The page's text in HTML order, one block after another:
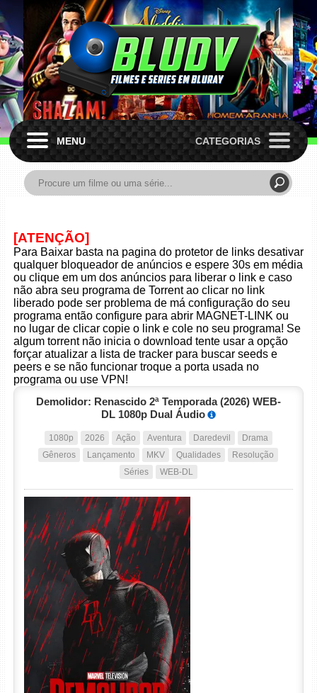
MENU CATEGORIAS
[ATENÇÃO]
Para Baixar basta na pagina do protetor de links desativar
qualquer bloqueador de anúncios e espere 30s em média
ou clique em um dos anúncios para liberar o link e caso
não abra seu programa de Torrent ao clicar no link
liberado pode ser problema de má configuração do seu
programa então configure para abrir MAGNET-LINK ou
no lugar de clicar copie o link e cole no seu programa! Se
algum torrent não inicia o download tente usar a opção
forçar atualizar a lista de tracker para buscar seeds e
peers e se não funcionar troque a porta usada no
programa ou use VPN!
Demolidor: Renascido 2ª Temporada (2026) WEB-
DL 1080p Dual Áudio
1080p 2026 Ação Aventura Daredevil
Drama
Gêneros
Lançamento MKV Qualidades
Resolução
Séries
WEB-DL